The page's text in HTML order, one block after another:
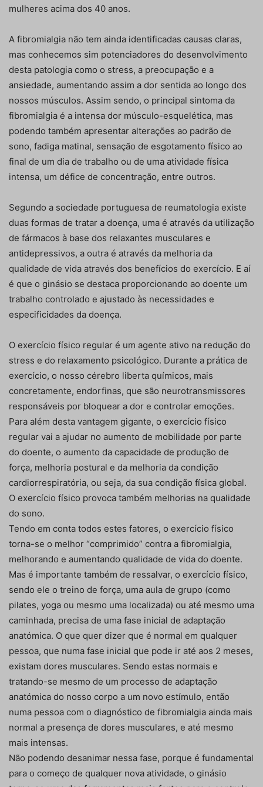
mulheres acima dos 40 anos.
A fibromialgia não tem ainda identificadas causas claras,
mas conhecemos sim potenciadores do desenvolvimento
desta patologia como o stress, a preocupação e a
ansiedade, aumentando assim a dor sentida ao longo dos
nossos músculos. Assim sendo, o principal sintoma da
fibromialgia é a intensa dor músculo-esquelética, mas
podendo também apresentar alterações ao padrão de
sono, fadiga matinal, sensação de esgotamento físico ao
final de um dia de trabalho ou de uma atividade física
intensa, um défice de concentração, entre outros.
Segundo a sociedade portuguesa de reumatologia existe
duas formas de tratar a doença, uma é através da utilização
de fármacos à base dos relaxantes musculares e
antidepressivos, a outra é através da melhoria da
qualidade de vida através dos benefícios do exercício. E aí
é que o ginásio se destaca proporcionando ao doente um
trabalho controlado e ajustado às necessidades e
especificidades da doença.
O exercício físico regular é um agente ativo na redução do
stress e do relaxamento psicológico. Durante a prática de
exercício, o nosso cérebro liberta químicos, mais
concretamente, endorfinas, que são neurotransmissores
responsáveis por bloquear a dor e controlar emoções.
Para além desta vantagem gigante, o exercício físico
regular vai a ajudar no aumento de mobilidade por parte
do doente, o aumento da capacidade de produção de
força, melhoria postural e da melhoria da condição
cardiorrespiratória, ou seja, da sua condição física global.
O exercício físico provoca também melhorias na qualidade
do sono.
Tendo em conta todos estes fatores, o exercício físico
torna-se o melhor “comprimido” contra a fibromialgia,
melhorando e aumentando qualidade de vida do doente.
Mas é importante também de ressalvar, o exercício físico,
sendo ele o treino de força, uma aula de grupo (como
pilates, yoga ou mesmo uma localizada) ou até mesmo uma
caminhada, precisa de uma fase inicial de adaptação
anatómica. O que quer dizer que é normal em qualquer
pessoa, que numa fase inicial que pode ir até aos 2 meses,
existam dores musculares. Sendo estas normais e
tratando-se mesmo de um processo de adaptação
anatómica do nosso corpo a um novo estímulo, então
numa pessoa com o diagnóstico de fibromialgia ainda mais
normal a presença de dores musculares, e até mesmo
mais intensas.
Não podendo desanimar nessa fase, porque é fundamental
para o começo de qualquer nova atividade, o ginásio